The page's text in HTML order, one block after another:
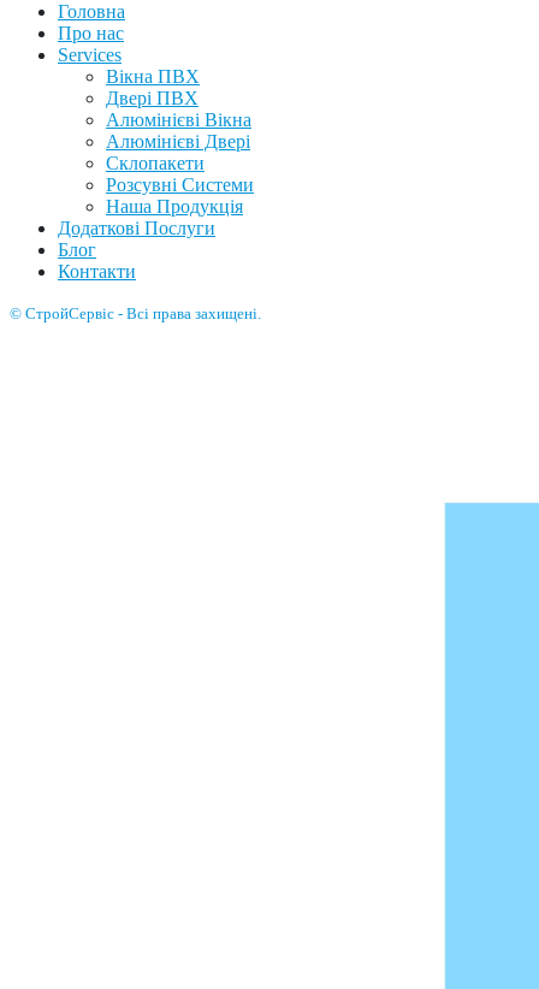
Головна
Про нас
Services
Вікна ПВХ
Двері ПВХ
Алюмінієві Вікна
Алюмінієві Двері
Склопакети
Розсувні Системи
Наша Продукція
Додаткові Послуги
Блог
Контакти
© СтройСервіс - Всі права захищені.